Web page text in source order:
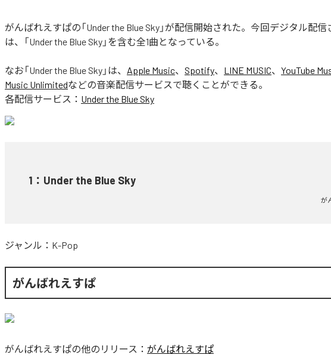
がんばれえすぱの「Under the Blue Sky」が配信開始された。今回デジタル配
は、「Under the Blue Sky」を含む全1曲となっている。
なお「Under the Blue Sky 」は、 Apple Music、 Spotify、 LINE MUSIC、 YouTube
Music Unlimitedなどの音楽配信サービスで聴くことができる。
各配信サービス： Under the Blue Sky
1 ： Under the Blue Sky
が
ジャンル： K-Pop
がんばれえすぱ
がんばれえすぱの他のリリース： がんばれえすぱ